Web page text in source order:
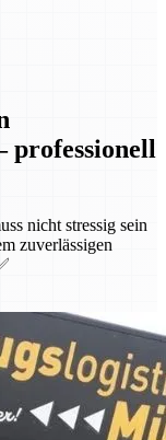
professionell
nicht stressig sein
zuverlässigen